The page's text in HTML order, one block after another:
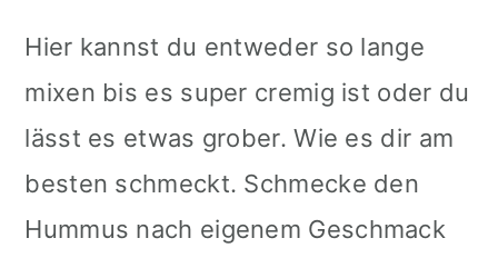
Hier kannst du entweder so lange
mixen bis es super cremig ist oder du
lässt es etwas grober. Wie es dir am
besten schmeckt. Schmecke den
Hummus nach eigenem Geschmack